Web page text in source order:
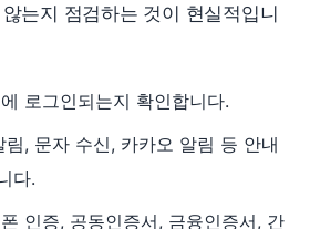
는지 점검하는 것이 현실적입니
로그인되는지 확인합니다.
, 문자 수신, 카카오 알림 등 안내
다.
인증, 공동인증서, 금융인증서, 간